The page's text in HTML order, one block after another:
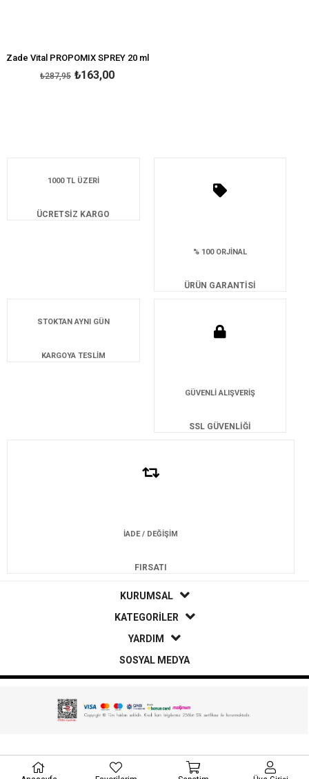
Zade Vital PROPOMIX SPREY 20 ml
₺163,00
₺287,95
1000 TL ÜZERİ
ÜCRETSİZ KARGO
% 100 ORJİNAL
ÜRÜN GARANTİSİ
STOKTAN AYNI GÜN
KARGOYA TESLİM
GÜVENLİ ALIŞVERİŞ
SSL GÜVENLİĞİ
İADE / DEĞİŞİM
FIRSATI
KURUMSAL
KATEGORİLER
YARDIM
SOSYAL MEDYA